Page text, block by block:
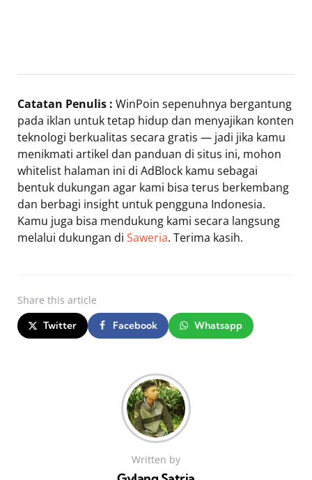
Catatan Penulis : WinPoin sepenuhnya bergantung
pada iklan untuk tetap hidup dan menyajikan konten
teknologi berkualitas secara gratis — jadi jika kamu
menikmati artikel dan panduan di situs ini, mohon
whitelist halaman ini di AdBlock kamu sebagai
bentuk dukungan agar kami bisa terus berkembang
dan berbagi insight untuk pengguna Indonesia.
Kamu juga bisa mendukung kami secara langsung
melalui dukungan di Saweria. Terima kasih.
Share this article
Twitter Facebook Whatsapp
Written by